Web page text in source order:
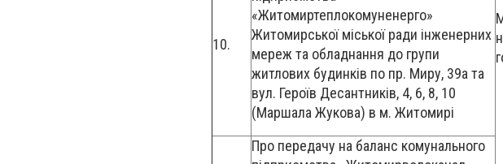
10.
«Житомиртеплокомуненерго»
Житомирської міської ради інженерних
мереж та обладнання до групи
житлових будинків по пр. Миру, 39а та
вул. Героїв Десантників, 4, 6, 8, 10
(Маршала Жукова) в м. Житомирі
Про передачу на баланс комунального